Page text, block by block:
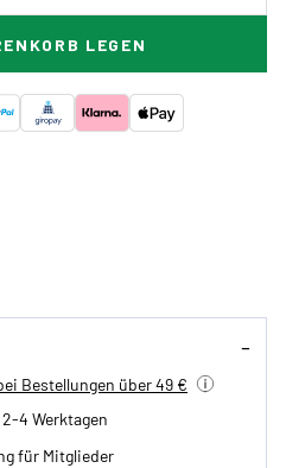
LEGEN
Bestellungen über 49 €
4 Werktagen
für Mitglieder